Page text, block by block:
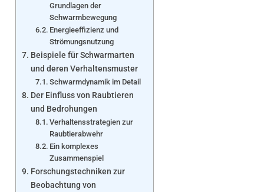
Grundlagen der
Schwarmbewegung
Energieeffizienz und
Strömungsnutzung
Beispiele für Schwarmarten
und deren Verhaltensmuster
Schwarmdynamik im Detail
Der Einfluss von Raubtieren
und Bedrohungen
Verhaltensstrategien zur
Raubtierabwehr
Ein komplexes
Zusammenspiel
Forschungstechniken zur
Beobachtung von